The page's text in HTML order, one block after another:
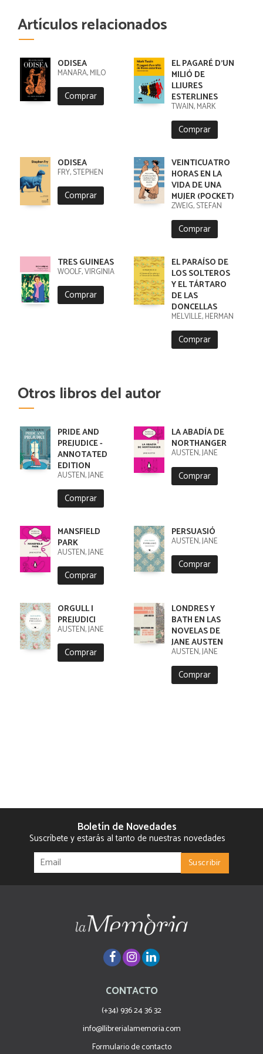
Artículos relacionados
ODISEA
MANARA, MILO
Comprar
EL PAGARÉ D'UN
MILIÓ DE
LLIURES
ESTERLINES
TWAIN, MARK
Comprar
ODISEA
FRY, STEPHEN
Comprar
VEINTICUATRO
HORAS EN LA
VIDA DE UNA
MUJER (POCKET)
ZWEIG, STEFAN
Comprar
TRES GUINEAS
WOOLF, VIRGINIA
Comprar
EL PARAÍSO DE
LOS SOLTEROS
Y EL TÁRTARO
DE LAS
DONCELLAS
MELVILLE, HERMAN
Comprar
Otros libros del autor
PRIDE AND
PREJUDICE -
ANNOTATED
EDITION
AUSTEN, JANE
Comprar
LA ABADÍA DE
NORTHANGER
AUSTEN, JANE
Comprar
MANSFIELD
PARK
AUSTEN, JANE
Comprar
PERSUASIÓ
AUSTEN, JANE
Comprar
ORGULL I
PREJUDICI
AUSTEN, JANE
Comprar
LONDRES Y
BATH EN LAS
NOVELAS DE
JANE AUSTEN
AUSTEN, JANE
Comprar
Boletín de Novedades
Suscríbete y estarás al tanto de nuestras novedades
CONTACTO
(+34) 936 24 36 32
info@llibrerialamemoria.com
Formulario de contacto